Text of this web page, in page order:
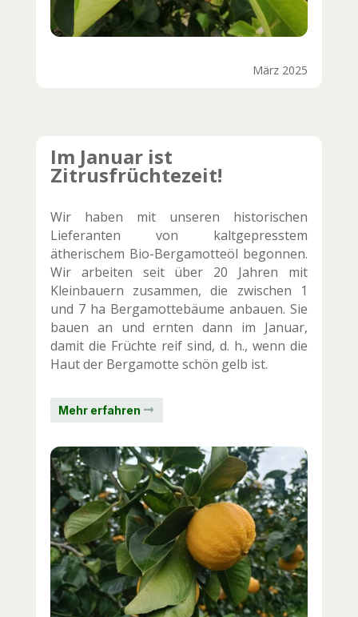
März 2025
Im Januar ist
Zitrusfrüchtezeit!
Wir haben mit unseren historischen
Lieferanten von kaltgepresstem
ätherischem Bio-Bergamotteöl begonnen.
Wir arbeiten seit über 20 Jahren mit
Kleinbauern zusammen, die zwischen 1
und 7 ha Bergamottebäume anbauen. Sie
bauen an und ernten dann im Januar,
damit die Früchte reif sind, d. h., wenn die
Haut der Bergamotte schön gelb ist.
Mehr erfahren